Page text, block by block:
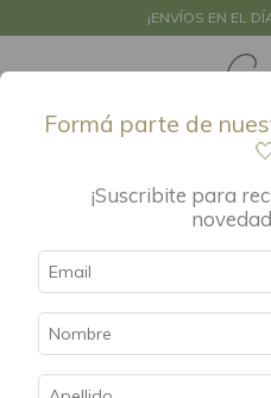
¡ENVÍOS EN EL DÍA
Formá parte de
¡Suscribite para